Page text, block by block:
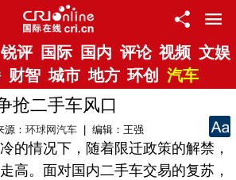
锐评 国际 国内 评论 视频 文娱
财智 城市 地方 环创 汽车
抢二手车风口
源：环球网汽车 | 编辑：王强
情况下，随着限迁政策的解禁，
高。面对国内二手车交易的复苏，